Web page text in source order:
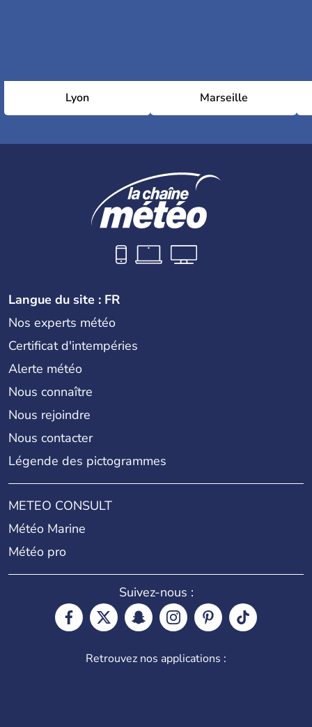
Lyon Marseille
Langue du site : FR
Nos experts météo
Certificat d'intempéries
Alerte météo
Nous connaître
Nous rejoindre
Nous contacter
Légende des pictogrammes
METEO CONSULT
Météo Marine
Météo pro
Suivez-nous :
Retrouvez nos applications :